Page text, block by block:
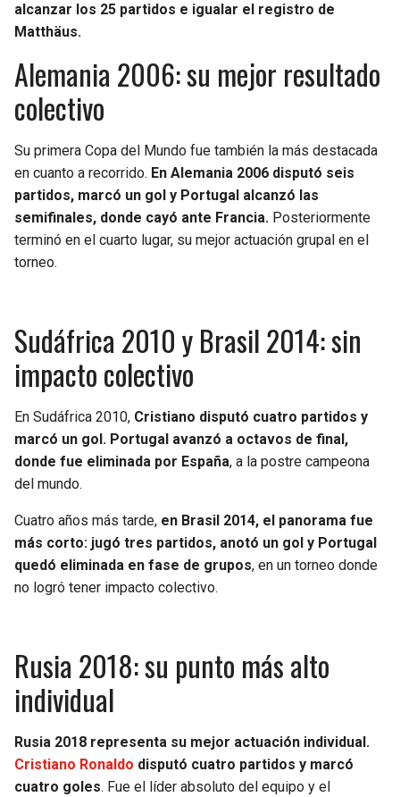
alcanzar los 25 partidos e igualar el registro de
Matthäus.
Alemania 2006: su mejor resultado
colectivo
Su primera Copa del Mundo fue también la más destacada
en cuanto a recorrido. En Alemania 2006 disputó seis
partidos, marcó un gol y Portugal alcanzó las
semifinales, donde cayó ante Francia. Posteriormente
terminó en el cuarto lugar, su mejor actuación grupal en el
torneo.
Sudáfrica 2010 y Brasil 2014: sin
impacto colectivo
En Sudáfrica 2010, Cristiano disputó cuatro partidos y
marcó un gol. Portugal avanzó a octavos de final,
donde fue eliminada por España, a la postre campeona
del mundo.
Cuatro años más tarde, en Brasil 2014, el panorama fue
más corto: jugó tres partidos, anotó un gol y Portugal
quedó eliminada en fase de grupos, en un torneo donde
no logró tener impacto colectivo.
Rusia 2018: su punto más alto
individual
Rusia 2018 representa su mejor actuación individual.
Cristiano Ronaldo disputó cuatro partidos y marcó
cuatro goles. Fue el líder absoluto del equipo y el